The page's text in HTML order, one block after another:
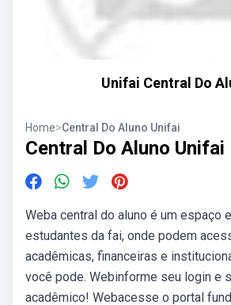
Unifai Central Do
Home>Central Do Aluno Unifai
Central Do Aluno Unifai
Weba central do aluno é um espaço
estudantes da fai, onde podem
acadêmicas, financeiras e
você pode. Webinforme seu login e
acadêmico! Webacesse o portal